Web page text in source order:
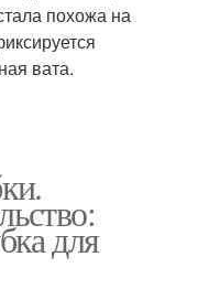
похожа на
вата.
для